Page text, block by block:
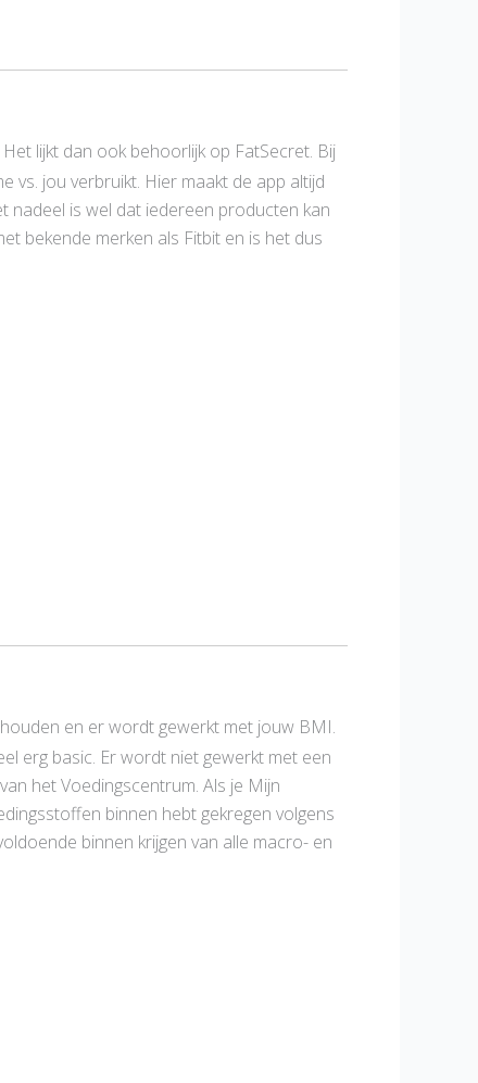
lijkt dan ook behoorlijk op FatSecret. Bij
vs. jou verbruikt. Hier maakt de app altijd
nadeel is wel dat iedereen producten kan
bekende merken als Fitbit en is het dus
en er wordt gewerkt met jouw BMI.
erg basic. Er wordt niet gewerkt met een
het Voedingscentrum. Als je Mijn
binnen hebt gekregen volgens
binnen krijgen van alle macro- en